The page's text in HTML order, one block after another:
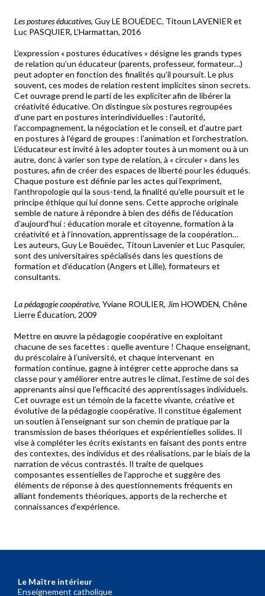
Les postures éducatives, Guy LE BOUËDEC, Titoun LAVENIER et
Luc PASQUIER, L’Harmattan, 2016
L’expression « postures éducatives » désigne les grands types
de relation qu’un éducateur (parents, professeur, formateur…)
peut adopter en fonction des finalités qu’il poursuit. Le plus
souvent, ces modes de relation restent implicites sinon secrets.
Cet ouvrage prend le parti de les expliciter afin de libérer la
créativité éducative. On distingue six postures regroupées
d’une part en postures interindividuelles : l’autorité,
l’accompagnement, la négociation et le conseil, et d’autre part
en postures à l’égard de groupes : l’animation et l’orchestration.
L’éducateur est invité à les adopter toutes à un moment ou à un
autre, donc à varier son type de relation, à « circuler » dans les
postures, afin de créer des espaces de liberté pour les éduqués.
Chaque posture est définie par les actes qui l’expriment,
l’anthropologie qui la sous-tend, la finalité qu’elle poursuit et le
principe éthique qui lui donne sens. Cette approche originale
semble de nature à répondre à bien des défis de l’éducation
d’aujourd’hui : éducation morale et citoyenne, formation à la
créativité et à l’innovation, apprentissage de la coopération…
Les auteurs, Guy Le Bouëdec, Titoun Lavenier et Luc Pasquier,
sont des universitaires spécialisés dans les questions de
formation et d’éducation (Angers et Lille), formateurs et
consultants.
La pédagogie coopérative, Yviane ROULIER, Jim HOWDEN, Chêne
Lierre Éducation, 2009
Mettre en œuvre la pédagogie coopérative en exploitant
chacune de ses facettes : quelle aventure ! Chaque enseignant,
du préscolaire à l’université, et chaque intervenant en
formation continue, gagne à intégrer cette approche dans sa
classe pour y améliorer entre autres le climat, l’estime de soi des
apprenants ainsi que l’efficacité des apprentissages individuels.
Cet ouvrage est un témoin de la facette vivante, créative et
évolutive de la pédagogie coopérative. Il constitue également
un soutien à l’enseignant sur son chemin de pratique par la
transmission de bases théoriques et expérientielles solides. Il
vise à compléter les écrits existants en faisant des ponts entre
des contextes, des individus et des réalisations, par le biais de la
narration de vécus contrastés. Il traite de quelques
composantes essentielles de l’approche et suggère des
éléments de réponse à des questionnements fréquents en
alliant fondements théoriques, apports de la recherche et
connaissances d’expérience.
Le Maître intérieur
Enseignement catholique